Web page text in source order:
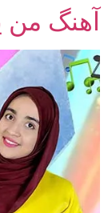
پرش
محتوا
آهنگ من